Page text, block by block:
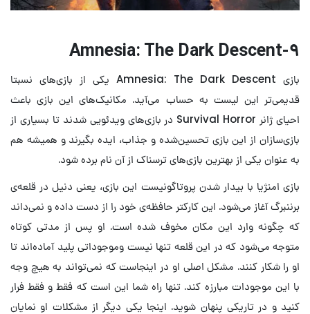
۹-Amnesia: The Dark Descent
بازی Amnesia: The Dark Descent یکی از بازی‌های نسبتا
قدیمی‌تر این لیست به حساب می‌آید. مکانیک‌های این بازی باعث
احیای ژانر Survival Horror در بازی‌های ویدئویی شدند تا بسیاری از
بازی‌سازان از این بازی تحسین‌شده و جذاب، ایده بگیرند و همیشه هم
به عنوان یکی از بهترین بازی‌های ترسناک از آن نام برده شود.
بازی امنژیا با بیدار شدن پروتاگونیست این بازی، یعنی دنیل در قلعه‌ی
برننبرگ آغاز می‌شود. این کارکتر حافظه‌ی خود را از دست داده و نمی‌داند
که چگونه وارد این مکان مخوف شده است. او پس از مدتی کوتاه
متوجه می‌شود که در این قلعه تنها نیست وموجوداتی پلید آماده‌اند تا
او را شکار کنند. مشکل اصلی او در اینجاست که نمی‌تواند به هیچ وجه
با این موجودات مبارزه کند. تنها راه شما این است که فقط و فقط فرار
کنید و در تاریکی پنهان شوید. اینجا یکی دیگر از مشکلات او نمایان